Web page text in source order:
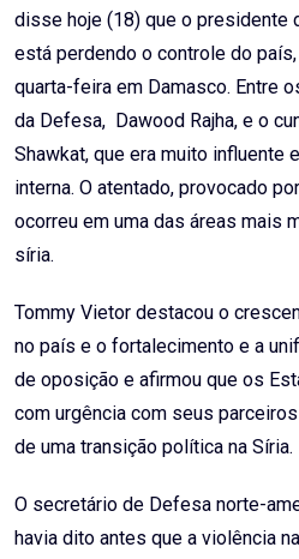
disse hoje (18) que o presidente
está perdendo o controle do
quarta-feira em Damasco. Entre
da Defesa, Dawood Rajha, e o
Shawkat, que era muito influente
interna. O atentado, provocado
ocorreu em uma das áreas mais
síria.
Tommy Vietor destacou o
no país e o fortalecimento e a
de oposição e afirmou que os
com urgência com seus
de uma transição política na Síria.
O secretário de Defesa norte-
havia dito antes que a violência